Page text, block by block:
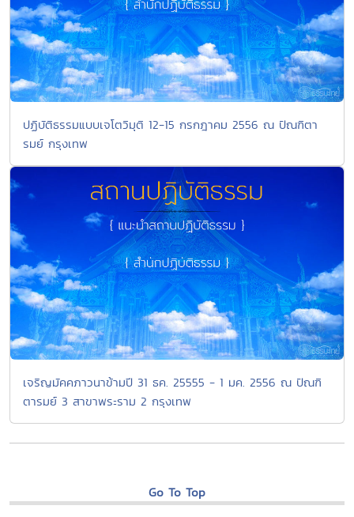
ปฏิบัติธรรมแบบเจโตวิมุติ 12-15 กรกฎาคม 2556 ณ ปัณฑิตา
รมย์ กรุงเทพ
เจริญมัคคภาวนาข้ามปี 31 ธค. 25555 - 1 มค. 2556 ณ ปัณฑิ
ตารมย์ 3 สาขาพระราม 2 กรุงเทพ
Go To Top